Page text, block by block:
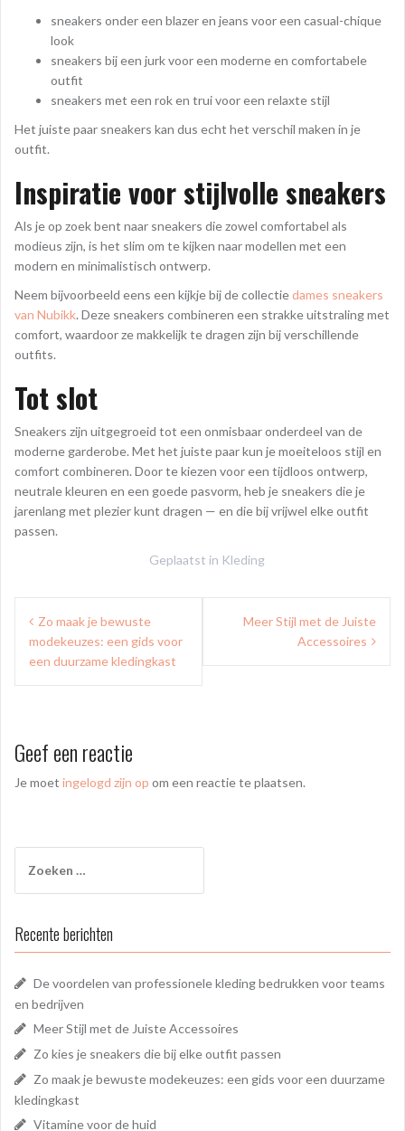
sneakers onder een blazer en jeans voor een casual-chique
look
sneakers bij een jurk voor een moderne en comfortabele
outfit
sneakers met een rok en trui voor een relaxte stijl
Het juiste paar sneakers kan dus echt het verschil maken in je
outfit.
Inspiratie voor stijlvolle sneakers
Als je op zoek bent naar sneakers die zowel comfortabel als
modieus zijn, is het slim om te kijken naar modellen met een
modern en minimalistisch ontwerp.
Neem bijvoorbeeld eens een kijkje bij de collectiedames sneakers
van Nubikk. Deze sneakers combineren een strakke uitstraling met
comfort, waardoor ze makkelijk te dragen zijn bij verschillende
outfits.
Tot slot
Sneakers zijn uitgegroeid tot een onmisbaar onderdeel van de
moderne garderobe. Met het juiste paar kun je moeiteloos stijl en
comfort combineren. Door te kiezen voor een tijdloos ontwerp,
neutrale kleuren en een goede pasvorm, heb je sneakers die je
jarenlang met plezier kunt dragen — en die bij vrijwel elke outfit
passen.
Geplaatst in Kleding
Bericht
navigatie
Zo maak je bewuste
modekeuzes: een gids voor
een duurzame kledingkast
Meer Stijl met de Juiste
Accessoires
Geef een reactie
Je moet ingelogd zijn op om een reactie te plaatsen.
naar:
Recente berichten
De voordelen van professionele kleding bedrukken voor teams
en bedrijven
Meer Stijl met de Juiste Accessoires
Zo kies je sneakers die bij elke outfit passen
Zo maak je bewuste modekeuzes: een gids voor een duurzame
kledingkast
Vitamine voor de huid